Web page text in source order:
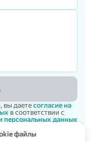
вы даетесогласие на
в соответствии с
персональных данных
файлы